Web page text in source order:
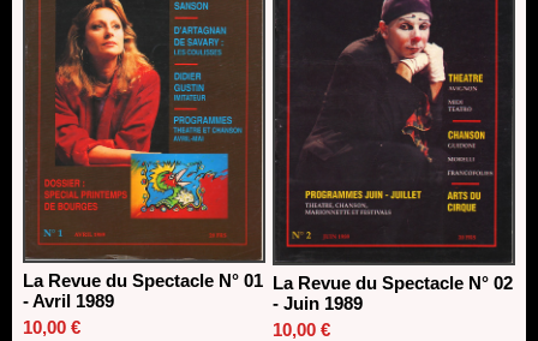
La Revue du Spectacle N° 01
- Avril 1989
10,00 €
La Revue du Spectacle N° 02
- Juin 1989
10,00 €